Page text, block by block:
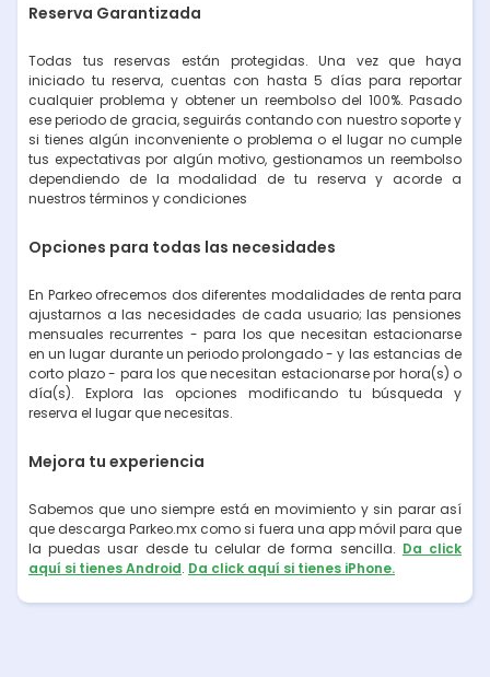
Reserva Garantizada
Todas tus reservas están protegidas. Una vez que haya
iniciado tu reserva, cuentas con hasta 5 días para reportar
cualquier problema y obtener un reembolso del 100%. Pasado
ese periodo de gracia, seguirás contando con nuestro soporte y
si tienes algún inconveniente o problema o el lugar no cumple
tus expectativas por algún motivo, gestionamos un reembolso
dependiendo de la modalidad de tu reserva y acorde a
nuestros términos y condiciones
Opciones para todas las necesidades
En Parkeo ofrecemos dos diferentes modalidades de renta para
ajustarnos a las necesidades de cada usuario; las pensiones
mensuales recurrentes - para los que necesitan estacionarse
en un lugar durante un periodo prolongado - y las estancias de
corto plazo - para los que necesitan estacionarse por hora(s) o
día(s). Explora las opciones modificando tu búsqueda y
reserva el lugar que necesitas.
Mejora tu experiencia
Sabemos que uno siempre está en movimiento y sin parar así
que descarga Parkeo.mx como si fuera una app móvil para que
la puedas usar desde tu celular de forma sencilla. Da click
aquí si tienes Android. Da click aquí si tienes iPhone.